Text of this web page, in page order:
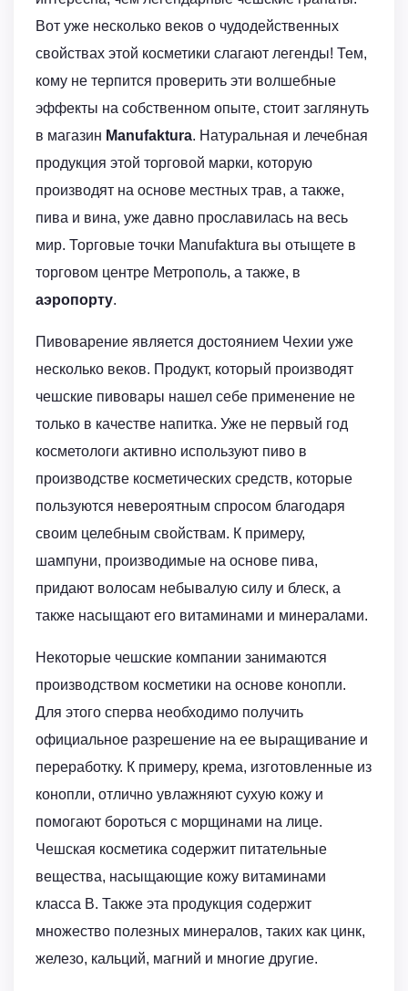
Вот уже несколько веков о чудодейственных
свойствах этой косметики слагают легенды! Тем,
кому не терпится проверить эти волшебные
эффекты на собственном опыте, стоит заглянуть
в магазин Manufaktura. Натуральная и лечебная
продукция этой торговой марки, которую
производят на основе местных трав, а также,
пива и вина, уже давно прославилась на весь
мир. Торговые точки Manufaktura вы отыщете в
торговом центре Метрополь, а также, в
аэропорту.
Пивоварение является достоянием Чехии уже
несколько веков. Продукт, который производят
чешские пивовары нашел себе применение не
только в качестве напитка. Уже не первый год
косметологи активно используют пиво в
производстве косметических средств, которые
пользуются невероятным спросом благодаря
своим целебным свойствам. К примеру,
шампуни, производимые на основе пива,
придают волосам небывалую силу и блеск, а
также насыщают его витаминами и минералами.
Некоторые чешские компании занимаются
производством косметики на основе конопли.
Для этого сперва необходимо получить
официальное разрешение на ее выращивание и
переработку. К примеру, крема, изготовленные из
конопли, отлично увлажняют сухую кожу и
помогают бороться с морщинами на лице.
Чешская косметика содержит питательные
вещества, насыщающие кожу витаминами
класса B. Также эта продукция содержит
множество полезных минералов, таких как цинк,
железо, кальций, магний и многие другие.